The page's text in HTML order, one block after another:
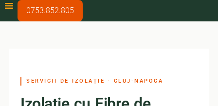
0753.852.805
SERVICII DE IZOLAȚIE · CLUJ-NAPOCA